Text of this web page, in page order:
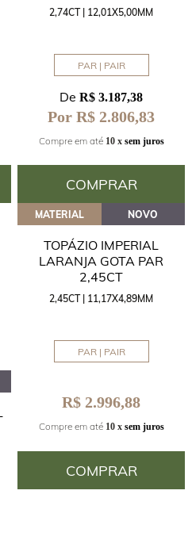
2,74CT | 12,01X5,00MM
PAR | PAIR
DeR$ 3.187,38
Por R$ 2.806,83
Compre em até 10 x sem juros
COMPRAR
MATERIAL NOVO
TOPÁZIO IMPERIAL
LARANJA GOTA PAR
2,45CT
2,45CT | 11,17X4,89MM
PAR | PAIR
R$ 2.996,88
Compre em até 10 x sem juros
COMPRAR